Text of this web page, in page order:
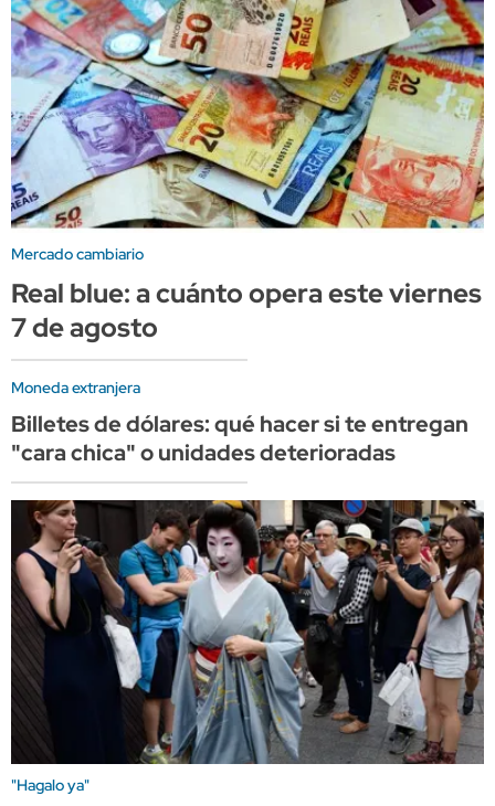
Mercado cambiario
Real blue: a cuánto opera este viernes
7 de agosto
Moneda extranjera
Billetes de dólares: qué hacer si te entregan
"cara chica" o unidades deterioradas
"Hagalo ya"